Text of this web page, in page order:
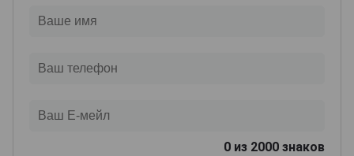
0 из 2000 знаков